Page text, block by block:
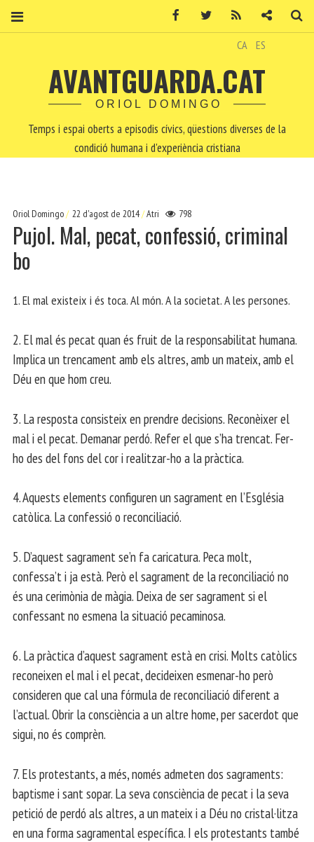
CA ES
AVANTGUARDA.CAT
ORIOL DOMINGO
Temps i espai oberts a episodis cívics, qüestions diverses de la
condició humana i d'experiència cristiana
Oriol Domingo 22 d'agost de 2014 Atri 798
Pujol. Mal, pecat, confessió, criminal
bo
1. El mal existeix i és toca. Al món. A la societat. A les persones.
2. El mal és pecat quan és fruit de la responsabilitat humana.
Implica un trencament amb els altres, amb un mateix, amb el
Déu en que hom creu.
3. La resposta consisteix en prendre decisions. Reconèixer el
mal i el pecat. Demanar perdó. Refer el que s’ha trencat. Fer-
ho des del fons del cor i realitzar-ho a la pràctica.
4. Aquests elements configuren un sagrament en l’Església
catòlica. La confessió o reconciliació.
5. D’aquest sagrament se’n fa caricatura. Peca molt,
confessa’t i ja està. Però el sagrament de la reconciliació no
és una cerimònia de màgia. Deixa de ser sagrament si el
confessant no esmena la situació pecaminosa.
6. La pràctica d’aquest sagrament està en crisi. Molts catòlics
reconeixen el mal i el pecat, decideixen esmenar-ho però
consideren que cal una fórmula de reconciliació diferent a
l’actual. Obrir la consciència a un altre home, per sacerdot que
sigui, no és comprèn.
7. Els protestants, a més, només admeten dos sagraments:
baptisme i sant sopar. La seva consciència de pecat i la seva
petició de perdó als altres, a un mateix i a Déu no cristal·litza
en una forma sagramental específica. I els protestants també
Facebook Twitter Contacte